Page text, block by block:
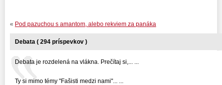
« Pod pazuchou s amantom, alebo rekviem za panáka
Debata ( 294 príspevkov )
Debata je rozdelená na vlákna. Prečítaj si,... ...
Ty si mimo témy "Fašisti medzi nami"... ...